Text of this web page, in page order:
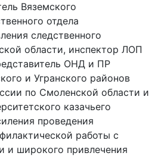
Вяземского
отдела
следственного
области, инспектор ЛОП
ОНД и ПР
и Угранского районов
по Смоленской области и
казачьего
проведения
работы с
и широкого привлечения